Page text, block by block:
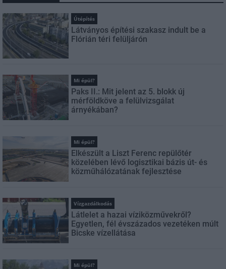
Útépítés
Látványos építési szakasz indult be a
Flórián téri felüljárón
Mi épül?
Paks II.: Mit jelent az 5. blokk új
mérföldköve a felülvizsgálat
árnyékában?
Mi épül?
Elkészült a Liszt Ferenc repülőtér
közelében lévő logisztikai bázis út- és
közműhálózatának fejlesztése
Vízgazdálkodás
Látlelet a hazai víziközművekről?
Egyetlen, fél évszázados vezetéken múlt
Bicske vízellátása
Mi épül?